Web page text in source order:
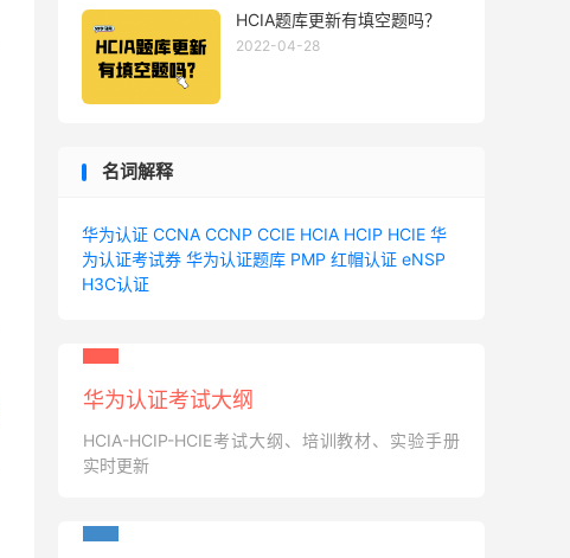
HCIA题库更新有填空题吗？
2022-04-28
名词解释
华为认证 CCNA CCNP CCIE HCIA HCIP HCIE 华
为认证考试券 华为认证题库 PMP 红帽认证 eNSP
H3C认证
华为认证考试大纲
HCIA-HCIP-HCIE考试大纲、培训教材、实验手册
实时更新